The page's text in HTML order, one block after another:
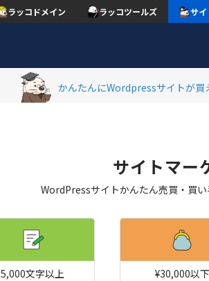
ラッコドメイン ラッコツールズ サイ
かんたんにWordpressサイトが買
サイトマー
WordPressサイトかんたん売買・買い
5,000文字以上 ¥30,000以下